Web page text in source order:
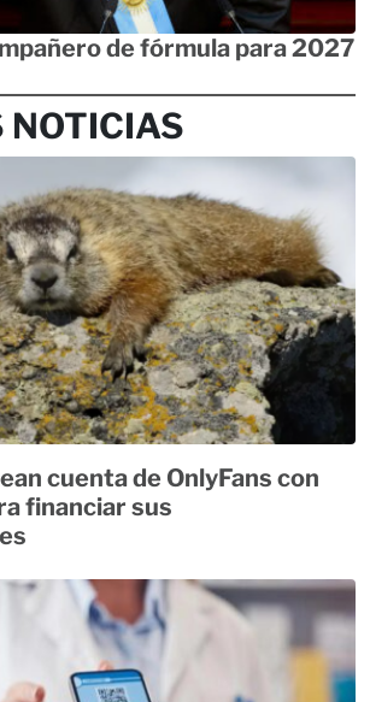
de fórmula para 2027
NOTICIAS
cuenta de OnlyFans con
financiar sus